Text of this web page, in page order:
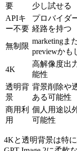
要
少し試せる
APIキ
ー不要
プロバイダ
経路を持つ
無制限
marketingま
previewかも
4K
高解像度出
能性
透明背
景
背景削除や
ある可能性
商用利
用
個人用途以
可能性
4Kと透明背景は特